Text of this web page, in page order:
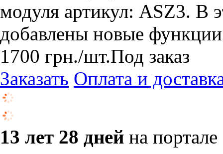
модуля артикул: ASZ3. В
добавлены новые
1700 грн./шт.Под заказ
Заказать Оплата и
13 лет 28 дней на портале